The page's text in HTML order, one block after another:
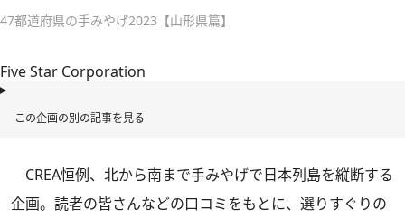
47都道府県の手みやげ2023【山形県篇】
Five Star Corporation
この企画の別の記事を見る
CREA恒例、北から南まで手みやげで日本列島を縦断する
企画。読者の皆さんなどの口コミをもとに、選りすぐりの